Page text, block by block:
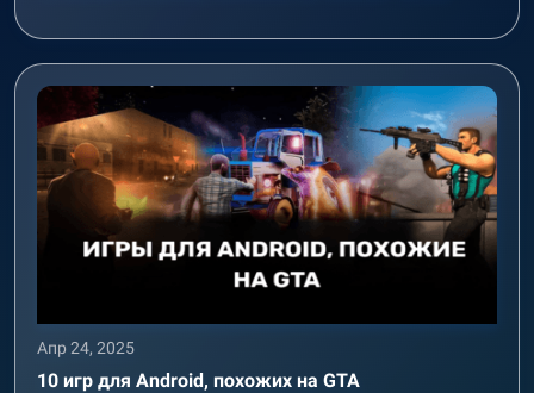
Апр 24, 2025
10 игр для Android, похожих на GTA